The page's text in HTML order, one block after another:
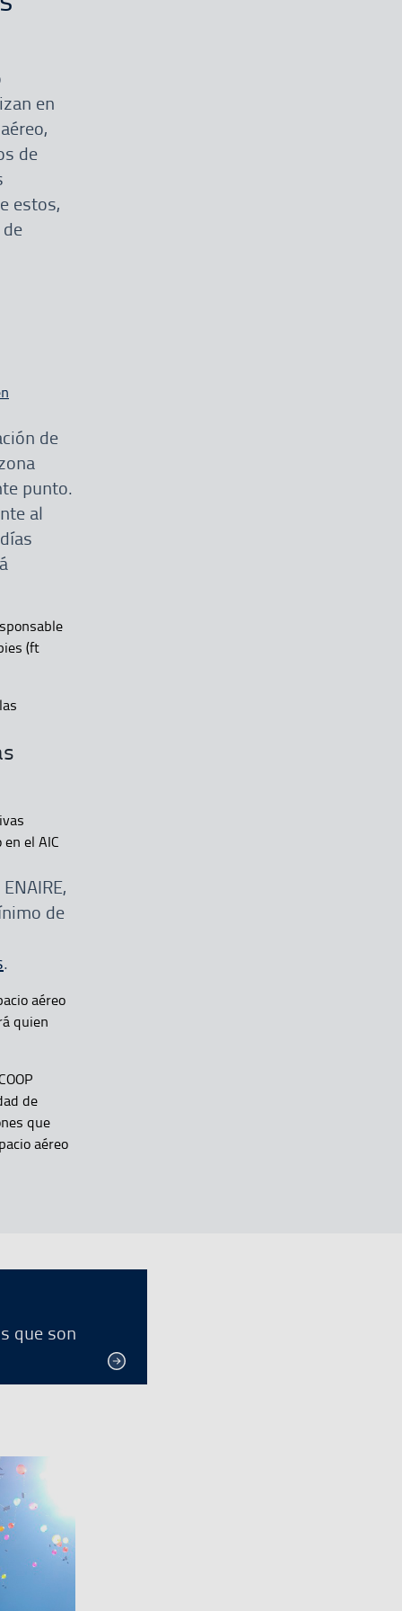
en
de
estos,
de
punto.
al
(ft
el AIC
de
.
aéreo
quien
de
que
aéreo
que son